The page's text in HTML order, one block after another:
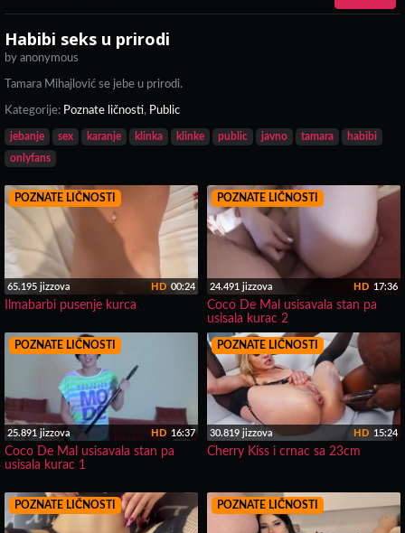
Habibi seks u prirodi
by anonymous
Tamara Mihajlović se jebe u prirodi.
Kategorije: Poznate ličnosti, Public
jebanje sex karanje klinka klinke public javno tamara
habibi
onlyfans
POZNATE LIČNOSTI
65.195 jizzova 00:24
HD
Ilmabarbi pusenje kurca
POZNATE LIČNOSTI
24.491 jizzova 17:36
HD
Coco De Mal usisavala stan pa
usisala kurac 2
POZNATE LIČNOSTI
25.891 jizzova 16:37
HD
Coco De Mal usisavala stan pa
usisala kurac 1
POZNATE LIČNOSTI
30.819 jizzova 15:24
HD
Cherry Kiss i crnac sa 23cm
POZNATE LIČNOSTI POZNATE LIČNOSTI